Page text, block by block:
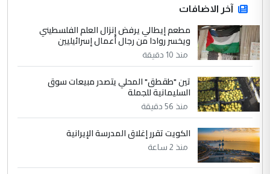
ابا فرات ...
الموضوع :
الجواهري يرد على صدام حسين سل
مضجعيك يابن الزنا (نص كامل)
سردار
التعليق : واحد من عصابة علي ماما يسقط
جنسية الرافد الثالث للعراق ومن اصول عريقة
ابا فرات ...
الموضوع :
الجواهري يرد على صدام حسين سل
مضجعيك يابن الزنا (نص كامل)
آخر الاضافات
مطعم إيطالي يرفض إنزال العلم الفلسطيني
ويخسر روادا من رجال أعمال إسرائيليين
منذ 10 دقيقة
تين "طقطق" المحلي يتصدر مبيعات سوق
السليمانية للجملة
منذ 56 دقيقة
الكويت تقرر إغلاق المدرسة الإيرانية
منذ 2 ساعة